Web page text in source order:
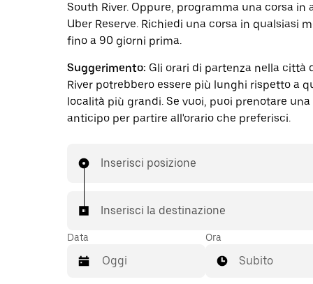
South River. Oppure, programma una corsa in
Uber Reserve. Richiedi una corsa in qualsiasi
fino a 90 giorni prima.
Suggerimento: Gli orari di partenza nella città
River potrebbero essere più lunghi rispetto a
località più grandi. Se vuoi, puoi prenotare una
anticipo per partire all'orario che preferisci.
Inserisci posizione
Inserisci la destinazione
Data Ora
Subito